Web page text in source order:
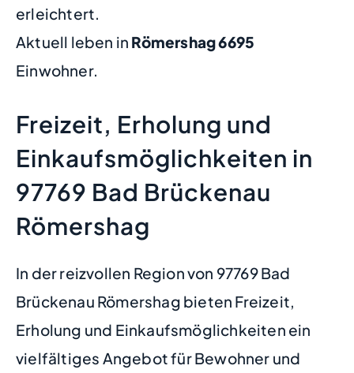
erleichtert.
Aktuell leben in Römershag6695
Einwohner.
Freizeit, Erholung und
Einkaufsmöglichkeiten in
97769 Bad Brückenau
Römershag
In der reizvollen Region von 97769 Bad
Brückenau Römershag bieten Freizeit,
Erholung und Einkaufsmöglichkeiten ein
vielfältiges Angebot für Bewohner und